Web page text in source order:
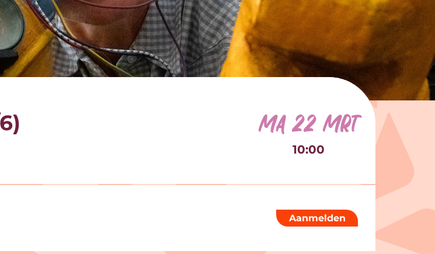
ma 22 mrt
10:00
Aanmelden